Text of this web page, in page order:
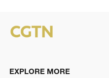
EXPLORE MORE